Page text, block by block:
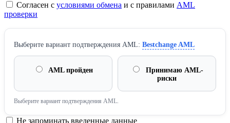
Согласен с условиями обмена и с правилами AML
проверки
Выберите вариант подтверждения AML: Bestchange AML
AML пройден
Принимаю AML-
риски
Выберите вариант подтверждения AML.
Не запоминать введенные данные